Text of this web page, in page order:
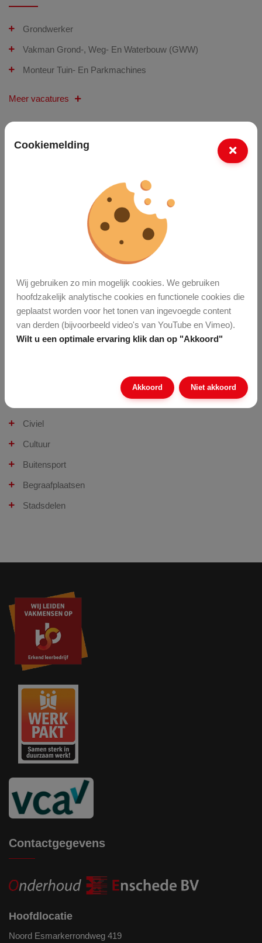
Cookiemelding
Wij gebruiken zo min mogelijk cookies. We gebruiken
hoofdzakelijk analytische cookies en functionele cookies die
geplaatst worden voor het tonen van ingevoegde content
van derden (bijvoorbeeld video's van YouTube en Vimeo).
Wilt u een optimale ervaring klik dan op "Akkoord"
Akkoord Niet akkoord
Grondwerker
Vakman Grond-, Weg- En Waterbouw (GWW)
Monteur Tuin- En Parkmachines
Meer vacatures
Jaarverslag 2025
Waardering voor
onze AfvalHelden in
Enschede
Volg ons op social
media
Civiel
Cultuur
Buitensport
Begraafplaatsen
Stadsdelen
Contactgegevens
Hoofdlocatie
Noord Esmarkerrondweg 419